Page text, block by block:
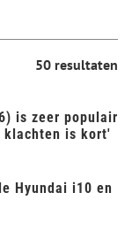
50 resultaten
is zeer populair
klachten is kort'
Hyundai i10 en